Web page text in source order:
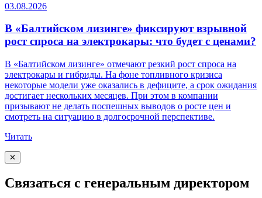
03.08.2026
В «Балтийском лизинге» фиксируют взрывной
рост спроса на электрокары: что будет с ценами?
В «Балтийском лизинге» отмечают резкий рост спроса на
электрокары и гибриды. На фоне топливного кризиса
некоторые модели уже оказались в дефиците, а срок ожидания
достигает нескольких месяцев. При этом в компании
призывают не делать поспешных выводов о росте цен и
смотреть на ситуацию в долгосрочной перспективе.
Читать
✕
Связаться с генеральным директором